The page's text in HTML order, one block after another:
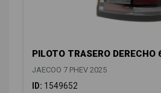
PILOTO TRASERO
JAECOO 7 PHEV 2025
ID: 1549652